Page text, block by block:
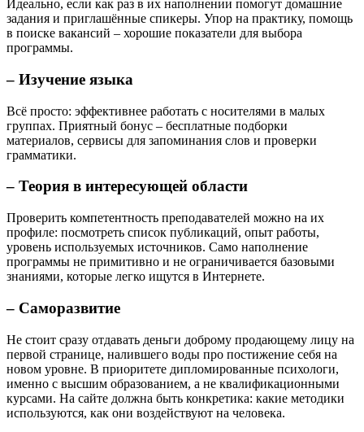
Идеально, если как раз в их наполнении помогут домашние
задания и приглашённые спикеры. Упор на практику, помощь
в поиске вакансий – хорошие показатели для выбора
программы.
– Изучение языка
Всё просто: эффективнее работать с носителями в малых
группах. Приятный бонус – бесплатные подборки
материалов, сервисы для запоминания слов и проверки
грамматики.
– Теория в интересующей области
Проверить компетентность преподавателей можно на их
профиле: посмотреть список публикаций, опыт работы,
уровень используемых источников. Само наполнение
программы не примитивно и не ограничивается базовыми
знаниями, которые легко ищутся в Интернете.
– Саморазвитие
Не стоит сразу отдавать деньги доброму продающему лицу на
первой странице, налившего воды про постижение себя на
новом уровне. В приоритете дипломированные психологи,
именно с высшим образованием, а не квалификационными
курсами. На сайте должна быть конкретика: какие методики
используются, как они воздействуют на человека.